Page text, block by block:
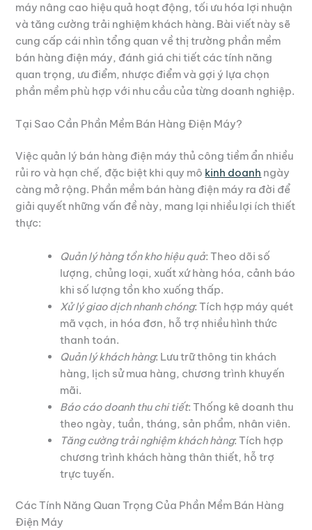
máy nâng cao hiệu quả hoạt động, tối ưu hóa lợi nhuận
và tăng cường trải nghiệm khách hàng. Bài viết này sẽ
cung cấp cái nhìn tổng quan về thị trường phần mềm
bán hàng điện máy, đánh giá chi tiết các tính năng
quan trọng, ưu điểm, nhược điểm và gợi ý lựa chọn
phần mềm phù hợp với nhu cầu của từng doanh nghiệp.
Tại Sao Cần Phần Mềm Bán Hàng Điện Máy?
Việc quản lý bán hàng điện máy thủ công tiềm ẩn nhiều
rủi ro và hạn chế, đặc biệt khi quy mô kinh doanh ngày
càng mở rộng. Phần mềm bán hàng điện máy ra đời để
giải quyết những vấn đề này, mang lại nhiều lợi ích thiết
thực:
Quản lý hàng tồn kho hiệu quả: Theo dõi số
lượng, chủng loại, xuất xứ hàng hóa, cảnh báo
khi số lượng tồn kho xuống thấp.
Xử lý giao dịch nhanh chóng: Tích hợp máy quét
mã vạch, in hóa đơn, hỗ trợ nhiều hình thức
thanh toán.
Quản lý khách hàng: Lưu trữ thông tin khách
hàng, lịch sử mua hàng, chương trình khuyến
mãi.
Báo cáo doanh thu chi tiết: Thống kê doanh thu
theo ngày, tuần, tháng, sản phẩm, nhân viên.
Tăng cường trải nghiệm khách hàng: Tích hợp
chương trình khách hàng thân thiết, hỗ trợ
trực tuyến.
Các Tính Năng Quan Trọng Của Phần Mềm Bán Hàng
Điện Máy